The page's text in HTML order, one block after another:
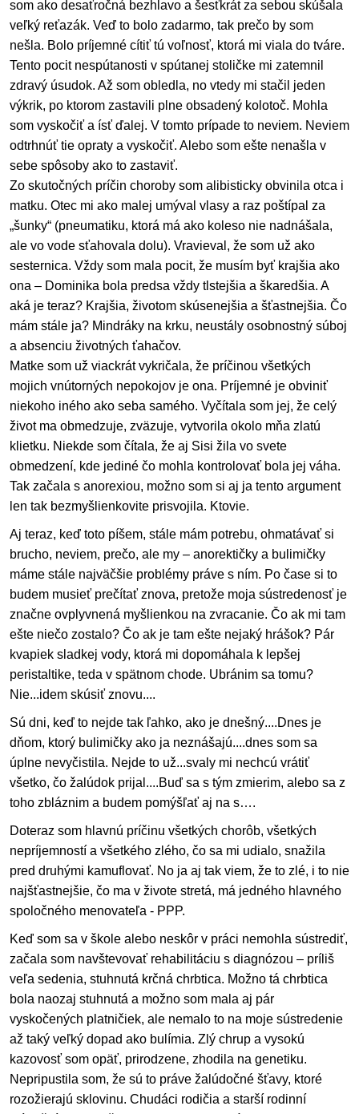
som ako desaťročná bezhlavo a šesťkrát za sebou skúšala
veľký reťazák. Veď to bolo zadarmo, tak prečo by som
nešla. Bolo príjemné cítiť tú voľnosť, ktorá mi viala do tváre.
Tento pocit nespútanosti v spútanej stoličke mi zatemnil
zdravý úsudok. Až som obledla, no vtedy mi stačil jeden
výkrik, po ktorom zastavili plne obsadený kolotoč. Mohla
som vyskočiť a ísť ďalej. V tomto prípade to neviem. Neviem
odtrhnúť tie opraty a vyskočiť. Alebo som ešte nenašla v
sebe spôsoby ako to zastaviť.
Zo skutočných príčin choroby som alibisticky obvinila otca i
matku. Otec mi ako malej umýval vlasy a raz poštípal za
„šunky“ (pneumatiku, ktorá má ako koleso nie nadnášala,
ale vo vode sťahovala dolu). Vravieval, že som už ako
sesternica. Vždy som mala pocit, že musím byť krajšia ako
ona – Dominika bola predsa vždy tlstejšia a škaredšia. A
aká je teraz? Krajšia, životom skúsenejšia a šťastnejšia. Čo
mám stále ja? Mindráky na krku, neustály osobnostný súboj
a absenciu životných ťahačov.
Matke som už viackrát vykričala, že príčinou všetkých
mojich vnútorných nepokojov je ona. Príjemné je obviniť
niekoho iného ako seba samého. Vyčítala som jej, že celý
život ma obmedzuje, zväzuje, vytvorila okolo mňa zlatú
klietku. Niekde som čítala, že aj Sisi žila vo svete
obmedzení, kde jediné čo mohla kontrolovať bola jej váha.
Tak začala s anorexiou, možno som si aj ja tento argument
len tak bezmyšlienkovite prisvojila. Ktovie.
Aj teraz, keď toto píšem, stále mám potrebu, ohmatávať si
brucho, neviem, prečo, ale my – anorektičky a bulimičky
máme stále najväčšie problémy práve s ním. Po čase si to
budem musieť prečítať znova, pretože moja sústredenosť je
značne ovplyvnená myšlienkou na zvracanie. Čo ak mi tam
ešte niečo zostalo? Čo ak je tam ešte nejaký hrášok? Pár
kvapiek sladkej vody, ktorá mi dopomáhala k lepšej
peristaltike, teda v spätnom chode. Ubránim sa tomu?
Nie...idem skúsiť znovu....
Sú dni, keď to nejde tak ľahko, ako je dnešný....Dnes je
dňom, ktorý bulimičky ako ja neznášajú....dnes som sa
úplne nevyčistila. Nejde to už...svaly mi nechcú vrátiť
všetko, čo žalúdok prijal....Buď sa s tým zmierim, alebo sa z
toho zbláznim a budem pomýšľať aj na s….
Doteraz som hlavnú príčinu všetkých chorôb, všetkých
nepríjemností a všetkého zlého, čo sa mi udialo, snažila
pred druhými kamuflovať. No ja aj tak viem, že to zlé, i to nie
najšťastnejšie, čo ma v živote stretá, má jedného hlavného
spoločného menovateľa - PPP.
Keď som sa v škole alebo neskôr v práci nemohla sústrediť,
začala som navštevovať rehabilitáciu s diagnózou – príliš
veľa sedenia, stuhnutá krčná chrbtica. Možno tá chrbtica
bola naozaj stuhnutá a možno som mala aj pár
vyskočených platničiek, ale nemalo to na moje sústredenie
až taký veľký dopad ako bulímia. Zlý chrup a vysokú
kazovosť som opäť, prirodzene, zhodila na genetiku.
Nepripustila som, že sú to práve žalúdočné šťavy, ktoré
rozožierajú sklovinu. Chudáci rodičia a starší rodinní